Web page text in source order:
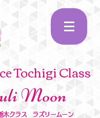
Tochigi Class
Moon
木クラス ラズリームーン